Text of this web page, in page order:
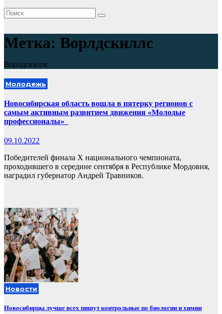
Метка: Ворлдскиллс
Ворлдскиллс
Молодежь
Новосибирская область вошла в пятерку регионов с
самым активным развитием движения «Молодые
профессионалы»
09.10.2022
Победителей финала X национального чемпионата,
проходившего в середине сентября в Республике Мордовия,
наградил губернатор Андрей Травников.
Новости
Новосибирцы лучше всех пишут контрольные по биологии и химии